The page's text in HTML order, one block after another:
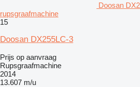
Doosan
rupsgraafmachine
15
Doosan DX255LC-3
Prijs op aanvraag
Rupsgraafmachine
2014
13.607 m/u